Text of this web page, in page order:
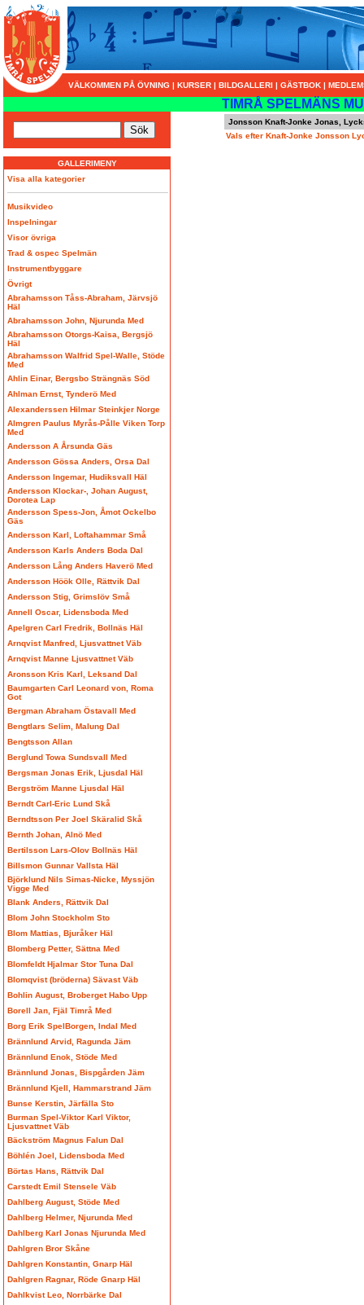
VÄLKOMMEN PÅ ÖVNING | KURSER | BILDGALLERI | GÄSTBOK |
TIMRÅ SPELMÄNS
GALLERIMENY
Visa alla kategorier
Musikvideo
Inspelningar
Visor övriga
Trad & ospec Spelmän
Instrumentbyggare
Övrigt
Abrahamsson Tåss-Abraham, Järvsjö
Häl
Abrahamsson John, Njurunda Med
Abrahamsson Otorgs-Kaisa, Bergsjö
Häl
Abrahamsson Walfrid Spel-Walle, Stöde
Med
Ahlin Einar, Bergsbo Strängnäs Söd
Ahlman Ernst, Tynderö Med
Alexanderssen Hilmar Steinkjer Norge
Almgren Paulus Myrås-Pålle Viken Torp
Med
Andersson A Årsunda Gäs
Andersson Gössa Anders, Orsa Dal
Andersson Ingemar, Hudiksvall Häl
Andersson Klockar-, Johan August,
Dorotea Lap
Andersson Spess-Jon, Åmot Ockelbo
Gäs
Andersson Karl, Loftahammar Små
Andersson Karls Anders Boda Dal
Andersson Lång Anders Haverö Med
Andersson Höök Olle, Rättvik Dal
Andersson Stig, Grimslöv Små
Annell Oscar, Lidensboda Med
Apelgren Carl Fredrik, Bollnäs Häl
Arnqvist Manfred, Ljusvattnet Väb
Arnqvist Manne Ljusvattnet Väb
Aronsson Kris Karl, Leksand Dal
Baumgarten Carl Leonard von, Roma
Got
Bergman Abraham Östavall Med
Bengtlars Selim, Malung Dal
Bengtsson Allan
Berglund Towa Sundsvall Med
Bergsman Jonas Erik, Ljusdal Häl
Bergström Manne Ljusdal Häl
Berndt Carl-Eric Lund Skå
Berndtsson Per Joel Skäralid Skå
Bernth Johan, Alnö Med
Bertilsson Lars-Olov Bollnäs Häl
Billsmon Gunnar Vallsta Häl
Björklund Nils Simas-Nicke, Myssjön
Vigge Med
Blank Anders, Rättvik Dal
Blom John Stockholm Sto
Blom Mattias, Bjuråker Häl
Blomberg Petter, Sättna Med
Blomfeldt Hjalmar Stor Tuna Dal
Blomqvist (bröderna) Sävast Väb
Bohlin August, Broberget Habo Upp
Borell Jan, Fjäl Timrå Med
Borg Erik SpelBorgen, Indal Med
Brännlund Arvid, Ragunda Jäm
Brännlund Enok, Stöde Med
Brännlund Jonas, Bispgården Jäm
Brännlund Kjell, Hammarstrand Jäm
Bunse Kerstin, Järfälla Sto
Burman Spel-Viktor Karl Viktor,
Ljusvattnet Väb
Bäckström Magnus Falun Dal
Böhlén Joel, Lidensboda Med
Börtas Hans, Rättvik Dal
Carstedt Emil Stensele Väb
Dahlberg August, Stöde Med
Dahlberg Helmer, Njurunda Med
Dahlberg Karl Jonas Njurunda Med
Dahlgren Bror Skåne
Dahlgren Konstantin, Gnarp Häl
Dahlgren Ragnar, Röde Gnarp Häl
Dahlkvist Leo, Norrbärke Dal
Jonsson Knaft-Jonke Jonas,
Vals efter Knaft-Jonke Jonsson